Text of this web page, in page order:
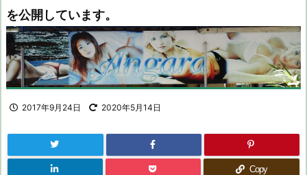
を公開しています。
2017年9月24日 2020年5月14日
Copy